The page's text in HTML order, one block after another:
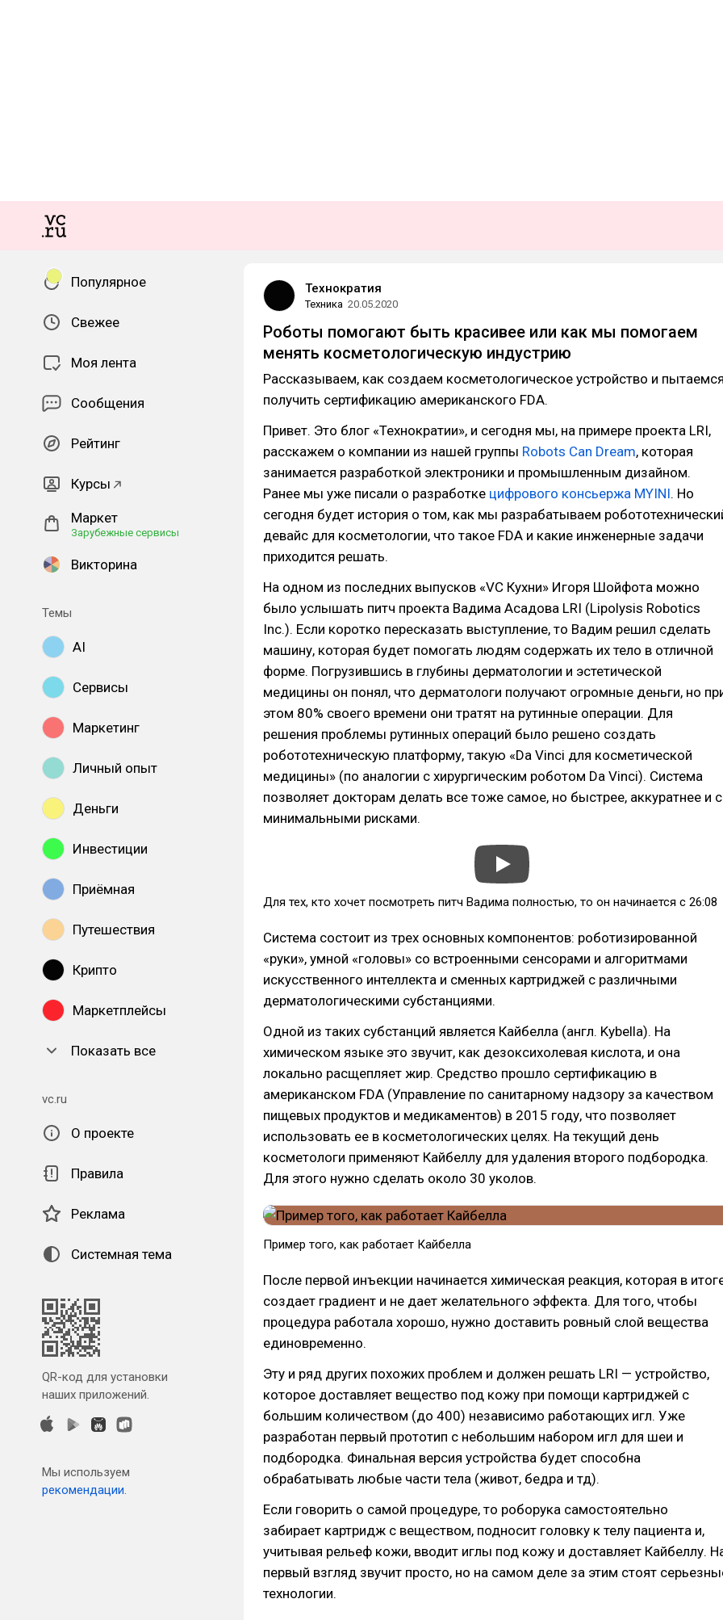
Популярное
Свежее
Моя лента
Сообщения
Рейтинг
Курсы
Маркет
Зарубежные сервисы
Викторина
Темы
AI
Сервисы
Маркетинг
Личный опыт
Деньги
Инвестиции
Приёмная
Путешествия
Крипто
Маркетплейсы
Показать все
vc.ru
О проекте
Правила
Реклама
Системная тема
QR-код для установки
наших приложений.
Мы используем
рекомендации.
Технократия
Техника 20.05.2020
Роботы помогают быть красивее или как мы помогаем
менять косметологическую индустрию
Рассказываем, как создаем косметологическое устройство и
получить сертификацию американского FDA.
Привет. Это блог «Технократии», и сегодня мы, на примере проекта LRI,
расскажем о компании из нашей группы Robots Can Dream, которая
занимается разработкой электроники и промышленным дизайном.
Ранее мы уже писали о разработке цифрового консьержа MYINI. Но
сегодня будет история о том, как мы разрабатываем
девайс для косметологии, что такое FDA и какие инженерные задачи
приходится решать.
На одном из последних выпусков «VC Кухни» Игоря Шойфота можно
было услышать питч проекта Вадима Асадова LRI (Lipolysis Robotics
Inc.). Если коротко пересказать выступление, то Вадим решил сделать
машину, которая будет помогать людям содержать их тело в отличной
форме. Погрузившись в глубины дерматологии и эстетической
медицины он понял, что дерматологи получают огромные деньги, но
этом 80% своего времени они тратят на рутинные операции. Для
решения проблемы рутинных операций было решено создать
робототехническую платформу, такую «Da Vinci для косметической
медицины» (по аналогии с хирургическим роботом Da Vinci). Система
позволяет докторам делать все тоже самое, но быстрее, аккуратнее и с
минимальными рисками.
Для тех, кто хочет посмотреть питч Вадима полностью, то он начинается с 26:08
Система состоит из трех основных компонентов: роботизированной
«руки», умной «головы» со встроенными сенсорами и алгоритмами
искусственного интеллекта и сменных картриджей с различными
дерматологическими субстанциями.
Одной из таких субстанций является Кайбелла (англ. Kybella). На
химическом языке это звучит, как дезоксихолевая кислота, и она
локально расщепляет жир. Средство прошло сертификацию в
американском FDA (Управление по санитарному надзору за качеством
пищевых продуктов и медикаментов) в 2015 году, что позволяет
использовать ее в косметологических целях. На текущий день
косметологи применяют Кайбеллу для удаления второго подбородка.
Для этого нужно сделать около 30 уколов.
Пример того, как работает Кайбелла
После первой инъекции начинается химическая реакция, которая в
создает градиент и не дает желательного эффекта. Для того, чтобы
процедура работала хорошо, нужно доставить ровный слой вещества
единовременно.
Эту и ряд других похожих проблем и должен решать LRI — устройство,
которое доставляет вещество под кожу при помощи картриджей с
большим количеством (до 400) независимо работающих игл. Уже
разработан первый прототип с небольшим набором игл для шеи и
подбородка. Финальная версия устройства будет способна
обрабатывать любые части тела (живот, бедра и тд).
Если говорить о самой процедуре, то роборука самостоятельно
забирает картридж с веществом, подносит головку к телу пациента и,
учитывая рельеф кожи, вводит иглы под кожу и доставляет Кайбеллу.
первый взгляд звучит просто, но на самом деле за этим стоят
технологии.